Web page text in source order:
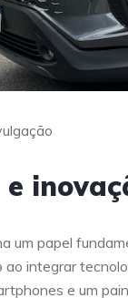
um papel
integrar
e um